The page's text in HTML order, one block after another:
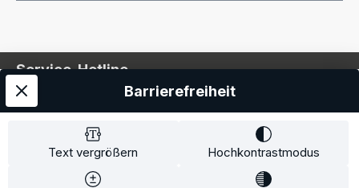
Service-Hotline
Service
Information
Text vergrößern Hochkontrastmodus
Barrierefreiheit